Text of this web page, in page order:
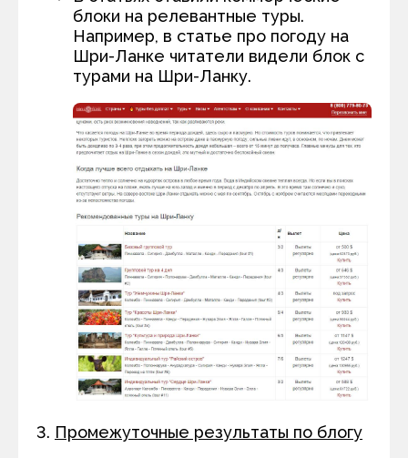
блоки на релевантные туры.
Например, в статье про погоду на
Шри-Ланке читатели видели блок с
турами на Шри-Ланку.
Промежуточные результаты по блогу